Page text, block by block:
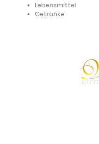
Lebensmittel
Getränke